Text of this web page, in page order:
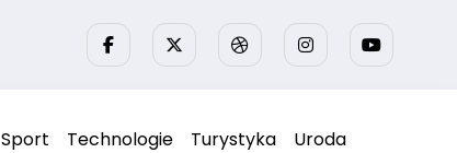
Sport Technologie Turystyka Uroda